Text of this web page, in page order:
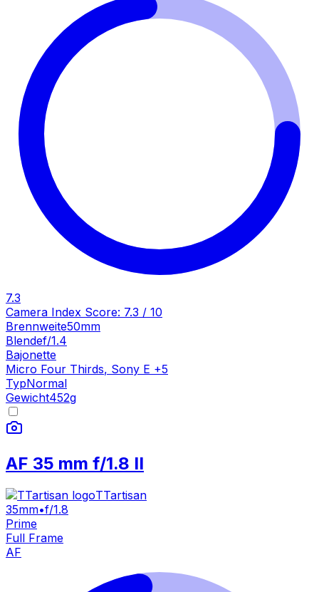
7.3
Camera Index Score: 7.3 / 10
Brennweite50mm
Blendef/1.4
Bajonette
Micro Four Thirds, Sony E +5
TypNormal
Gewicht452g
AF 35 mm f/1.8 II
TTartisan
35mm•f/1.8
Prime
Full Frame
AF